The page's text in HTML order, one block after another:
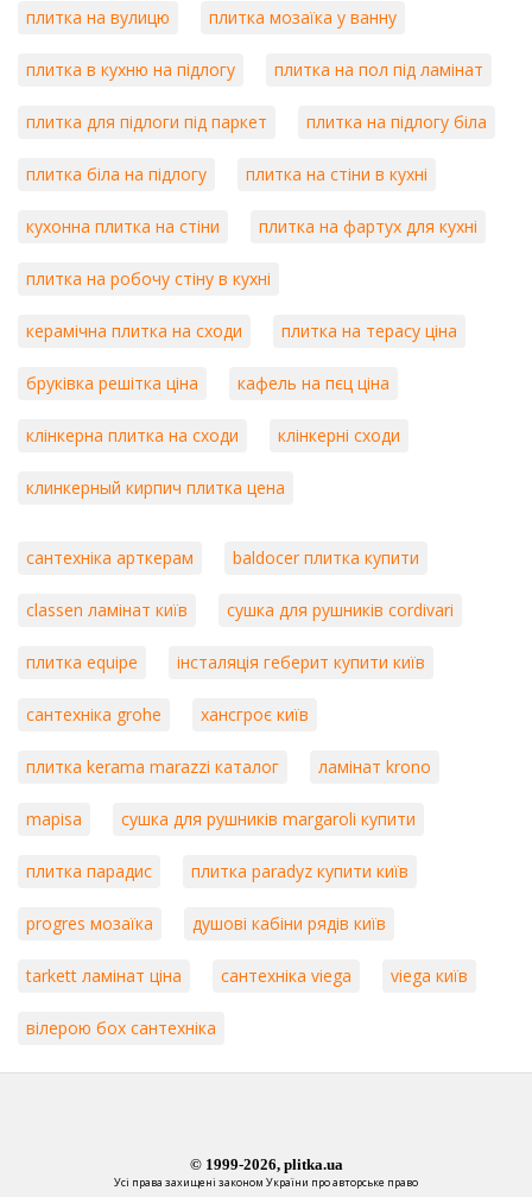
плитка на вулицю плитка мозаїка у ванну
плитка в кухню на підлогу плитка на пол під ламінат
плитка для підлоги під паркет плитка на підлогу біла
плитка біла на підлогу плитка на стіни в кухні
кухонна плитка на стіни плитка на фартух для кухні
плитка на робочу стіну в кухні
керамічна плитка на сходи плитка на терасу ціна
бруківка решітка ціна кафель на пєц ціна
клінкерна плитка на сходи клінкерні сходи
клинкерный кирпич плитка цена
сантехніка арткерам baldocer плитка купити
classen ламінат київ сушка для рушників cordivari
плитка equipe інсталяція геберит купити київ
сантехніка grohe хансгроє київ
плитка kerama marazzi каталог ламінат krono
mapisa сушка для рушників margaroli купити
плитка парадис плитка paradyz купити київ
progres мозаїка душові кабіни рядів київ
tarkett ламінат ціна сантехніка viega viega київ
вілерою бох сантехніка
© 1999-2026, plitka.ua
Усі права захищені законом України про авторське право